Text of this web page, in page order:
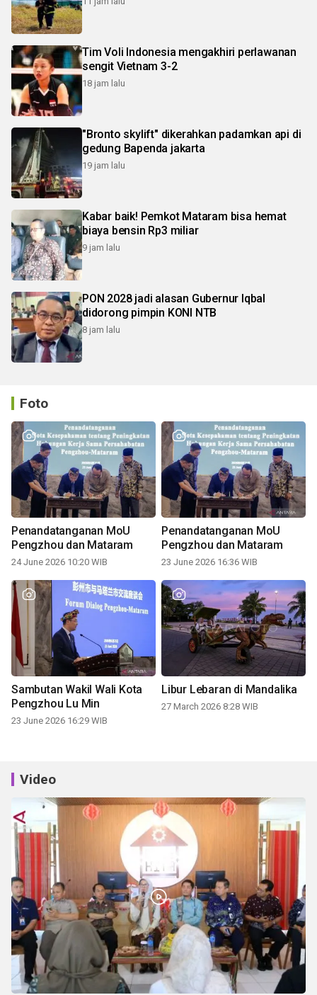
Tim Voli Indonesia mengakhiri perlawanan
sengit Vietnam 3-2
18 jam lalu
"Bronto skylift" dikerahkan padamkan api di
gedung Bapenda jakarta
19 jam lalu
Kabar baik! Pemkot Mataram bisa hemat
biaya bensin Rp3 miliar
9 jam lalu
PON 2028 jadi alasan Gubernur Iqbal
didorong pimpin KONI NTB
8 jam lalu
Foto
Penandatanganan MoU
Pengzhou dan Mataram
24 June 2026 10:20 WIB
Penandatanganan MoU
Pengzhou dan Mataram
23 June 2026 16:36 WIB
Sambutan Wakil Wali Kota
Pengzhou Lu Min
23 June 2026 16:29 WIB
Libur Lebaran di Mandalika
27 March 2026 8:28 WIB
Video